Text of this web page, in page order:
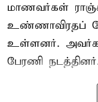
மாணவர்கள்
உண்ணாவிரதப்
உள்ளனர்.
பேரணி